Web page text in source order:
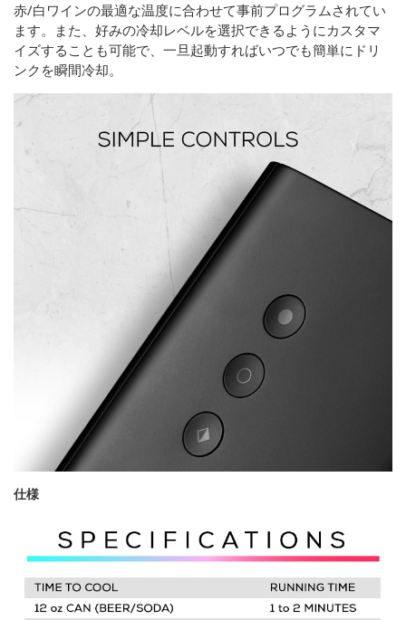
赤/白ワインの最適な温度に合わせて事前プログラムされてい
ます。また、好みの冷却レベルを選択できるようにカスタマ
イズすることも可能で、一旦起動すればいつでも簡単にドリ
ンクを瞬間冷却。
仕様